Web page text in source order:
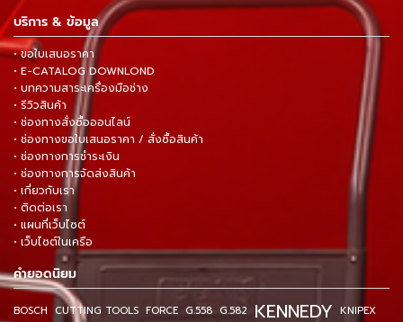
บริการ & ข้อมูล
• ขอใบเสนอราคา
• E-CATALOG DOWNLOND
• บทความสาระเครื่องมือช่าง
• รีวิวสินค้า
• ช่องทางสั่งซื้อออนไลน์
• ช่องทางขอใบเสนอราคา / สั่งซื้อสินค้า
• ช่องทางการชำระเงิน
• ช่องทางการจัดส่งสินค้า
• เกี่ยวกับเรา
• ติดต่อเรา
• แผนที่เว็บไซต์
• เว็บไซต์ในเครือ
คำยอดนิยม
BOSCH CUTTING TOOLS FORCE G.558 G.582 KENNEDY KNIPEX